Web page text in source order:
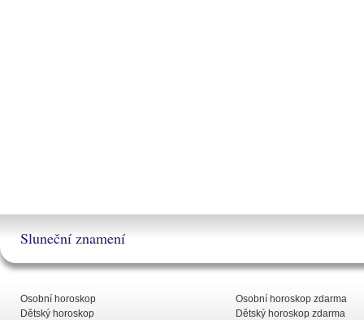
Sluneční znamení
Osobní horoskop
Dětský horoskop
Osobní horoskop zdarma
Dětský horoskop zdarma